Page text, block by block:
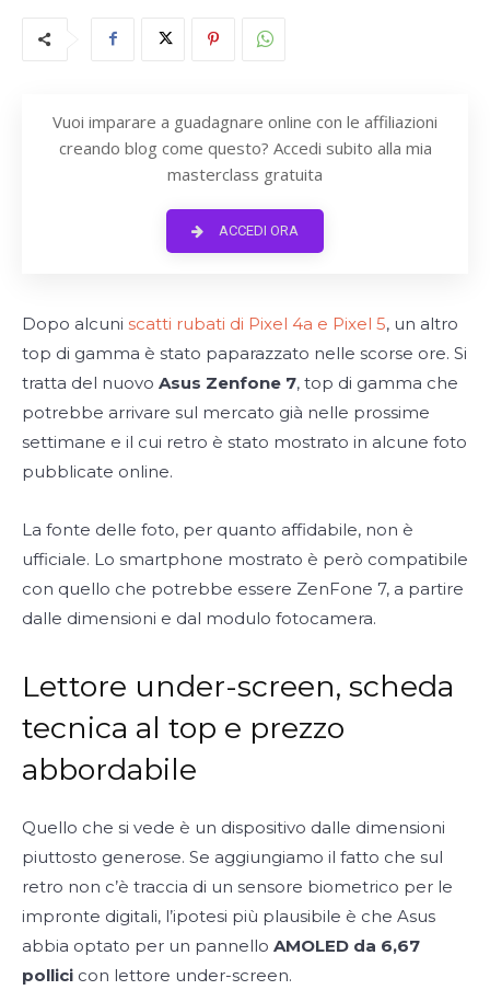
Vuoi imparare a guadagnare online con le affiliazioni
creando blog come questo? Accedi subito alla mia
masterclass gratuita
ACCEDI ORA
Dopo alcuni scatti rubati di Pixel 4a e Pixel 5, un altro
top di gamma è stato paparazzato nelle scorse ore. Si
tratta del nuovo Asus Zenfone 7, top di gamma che
potrebbe arrivare sul mercato già nelle prossime
settimane e il cui retro è stato mostrato in alcune foto
pubblicate online.
La fonte delle foto, per quanto affidabile, non è
ufficiale. Lo smartphone mostrato è però compatibile
con quello che potrebbe essere ZenFone 7, a partire
dalle dimensioni e dal modulo fotocamera.
Lettore under-screen, scheda
tecnica al top e prezzo
abbordabile
Quello che si vede è un dispositivo dalle dimensioni
piuttosto generose. Se aggiungiamo il fatto che sul
retro non c’è traccia di un sensore biometrico per le
impronte digitali, l’ipotesi più plausibile è che Asus
abbia optato per un pannello AMOLED da 6,67
pollici con lettore under-screen.